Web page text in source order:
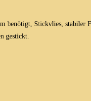
benötigt, Stickvlies,
gestickt.